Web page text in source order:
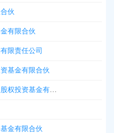
伙
有限合伙
限责任公司
基金有限合伙
江西省文信三号文化产业发展股权投资基金有限合伙
金有限合伙